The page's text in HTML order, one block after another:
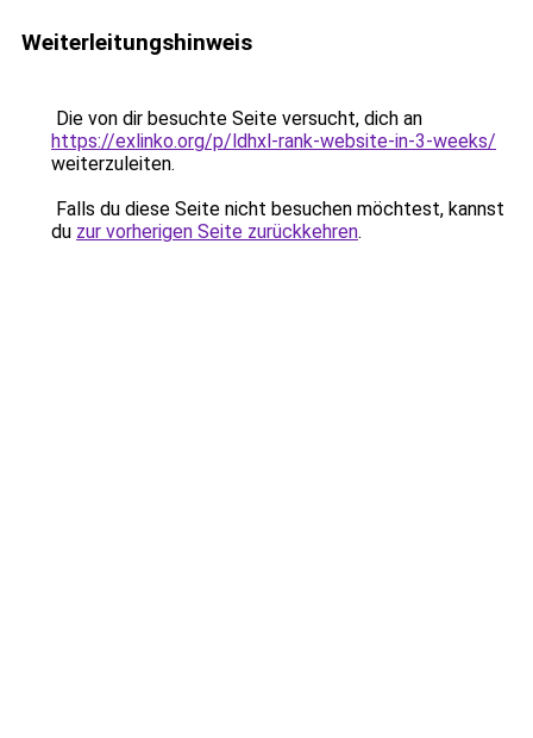
Weiterleitungshinweis
Die von dir besuchte Seite versucht, dich an
https://exlinko.org/p/ldhxl-rank-website-in-3-weeks/
weiterzuleiten.
Falls du diese Seite nicht besuchen möchtest, kannst
du zur vorherigen Seite zurückkehren.